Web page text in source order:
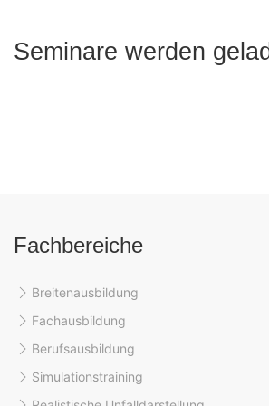
Seminare werden
Fachbereiche
Breitenausbildung
Fachausbildung
Berufsausbildung
Simulationstraining